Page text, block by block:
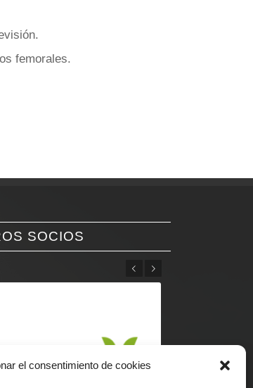
el consentimiento de cookies
femorales.
SOCIOS